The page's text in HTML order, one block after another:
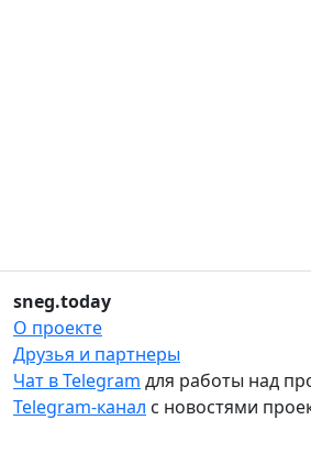
sneg.today
О проекте
Друзья и партнеры
Чат в Telegram для работы над
Telegram-канал с новостями